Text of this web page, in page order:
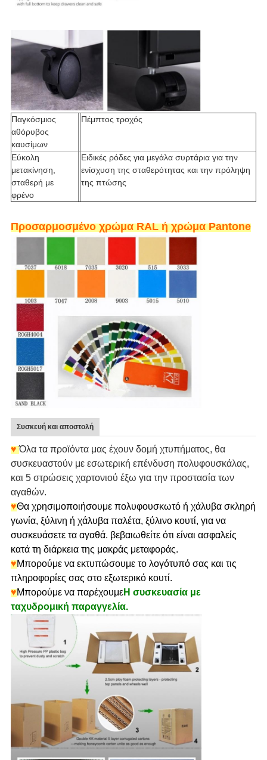
Παγκόσμιος
αθόρυβος
καυσίμων
Πέμπτος τροχός
Εύκολη
μετακίνηση,
σταθερή με
φρένο
Ειδικές ρόδες για μεγάλα συρτάρια για την
ενίσχυση της σταθερότητας και την πρόληψη
της πτώσης
Προσαρμοσμένο χρώμα RAL ή χρώμα Pantone
Συσκευή και αποστολή
♥ Όλα τα προϊόντα μας έχουν δομή χτυπήματος, θα
συσκευαστούν με εσωτερική επένδυση πολυφουσκάλας,
και 5 στρώσεις χαρτονιού έξω για την προστασία των
αγαθών.
♥Θα χρησιμοποιήσουμε πολυφουσκωτό ή χάλυβα σκληρή
γωνία, ξύλινη ή χάλυβα παλέτα, ξύλινο κουτί, για να
συσκευάσετε τα αγαθά. βεβαιωθείτε ότι είναι ασφαλείς
κατά τη διάρκεια της μακράς μεταφοράς.
♥Μπορούμε να εκτυπώσουμε το λογότυπό σας και τις
πληροφορίες σας στο εξωτερικό κουτί.
♥Μπορούμε να παρέχουμεΗ συσκευασία με
ταχυδρομική παραγγελία.